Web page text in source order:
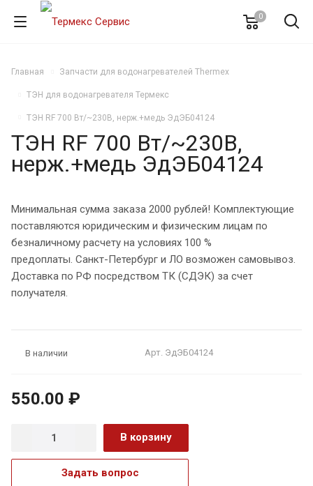
0
Главная Запчасти для водонагревателей Thermex
ТЭН для водонагревателя Термекс
ТЭН RF 700 Вт/~230В, нерж.+медь ЭдЭБ04124
ТЭН RF 700 Вт/~230В,
нерж.+медь ЭдЭБ04124
Минимальная сумма заказа 2000 рублей! Комплектующие
поставляются юридическим и физическим лицам по
безналичному расчету на условиях 100 %
предоплаты. Санкт-Петербург и ЛО возможен самовывоз.
Доставка по РФ посредством ТК (СДЭК) за счет
получателя.
В наличии Арт. ЭдЭБ04124
550.00 ₽
В корзину
Задать вопрос